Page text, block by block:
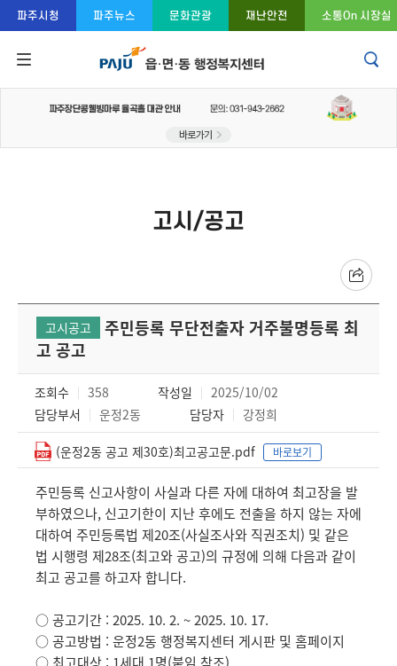
콘텐츠 바로가기
주메뉴 바로가기
푸터 바로가기
파주시청 파주뉴스 문화관광 재난안전 소통On 시장실
고시/공고
고시공고
주민등록 무단전출자 거주불명등록 최
고 공고
조회수 358 작성일
2025/10/02
담당부서
운정2동 담당자 강정희
(운정2동 공고 제30호)최고공고문.pdf 바로보기
주민등록 신고사항이 사실과 다른 자에 대하여 최고장을 발
부하였으나, 신고기한이 지난 후에도 전출을 하지 않는 자에
대하여 주민등록법 제20조(사실조사와 직권조치) 및 같은
법 시행령 제28조(최고와 공고)의 규정에 의해 다음과 같이
최고 공고를 하고자 합니다.
○ 공고기간 : 2025. 10. 2. ~ 2025. 10. 17.
○ 공고방법 : 운정2동 행정복지센터 게시판 및 홈페이지